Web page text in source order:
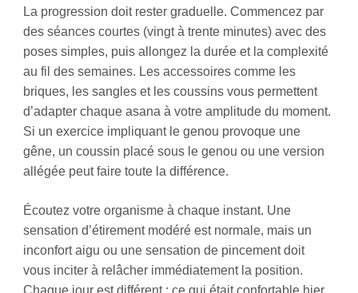
La progression doit rester graduelle. Commencez par
des séances courtes (vingt à trente minutes) avec des
poses simples, puis allongez la durée et la complexité
au fil des semaines. Les accessoires comme les
briques, les sangles et les coussins vous permettent
d’adapter chaque asana à votre amplitude du moment.
Si un exercice impliquant le genou provoque une
gêne, un coussin placé sous le genou ou une version
allégée peut faire toute la différence.
Écoutez votre organisme à chaque instant. Une
sensation d’étirement modéré est normale, mais un
inconfort aigu ou une sensation de pincement doit
vous inciter à relâcher immédiatement la position.
Chaque jour est différent : ce qui était confortable hier